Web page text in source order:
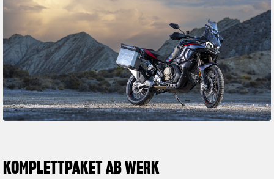
MAMBA
Follow Us
KOMPLETTPAKET AB WERK